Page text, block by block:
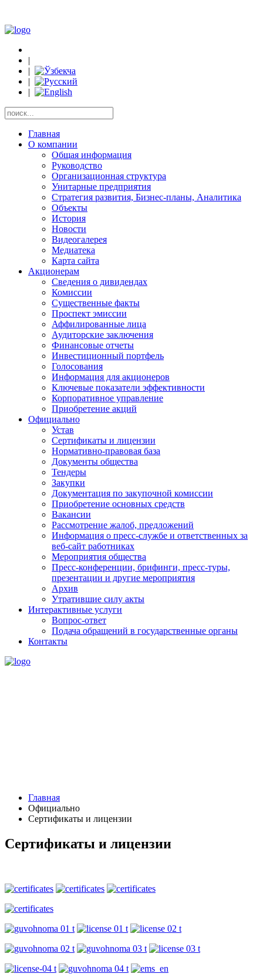
|
|
|
|
Главная
О компании
Общая информация
Руководство
Организационная структура
Унитарные предприятия
Стратегия развития, Бизнес-планы, Аналитика
Объекты
История
Новости
Видеогалерея
Медиатека
Карта сайта
Акционерам
Сведения о дивидендах
Комиссии
Существенные факты
Проспект эмиссии
Аффилированные лица
Аудиторские заключения
Финансовые отчеты
Инвестиционный портфель
Голосования
Информация для акционеров
Ключевые показатели эффективности
Корпоративное управление
Приобретение акций
Официально
Устав
Сертификаты и лицензии
Нормативно-правовая база
Документы общества
Тендеры
Закупки
Документация по закупочной комиссии
Приобретение основных средств
Вакансии
Рассмотрение жалоб, предложений
Информация о пресс-службе и ответственных за
веб-сайт работниках
Мероприятия общества
Пресс-конференции, брифинги, пресс-туры,
презентации и другие мероприятия
Архив
Утратившие силу акты
Интерактивные услуги
Вопрос-ответ
Подача обращений в государственные органы
Контакты
Главная
Официально
Сертификаты и лицензии
Сертификаты и лицензии